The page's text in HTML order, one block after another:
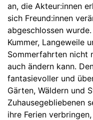
an, die Akteur:innen
sich Freund:innen
abgeschlossen
Kummer, Langeweile
Sommerfahrten nicht
auch ändern kann.
fantasievoller und
Gärten, Wäldern und
Zuhausegebliebenen
ihre Ferien